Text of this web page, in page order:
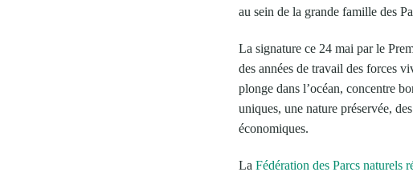
au sein de la grande famille des
La signature ce 24 mai par le
des années de travail des forces
plonge dans l’océan, concentre
uniques, une nature préservée,
économiques.
La Fédération des Parcs naturels